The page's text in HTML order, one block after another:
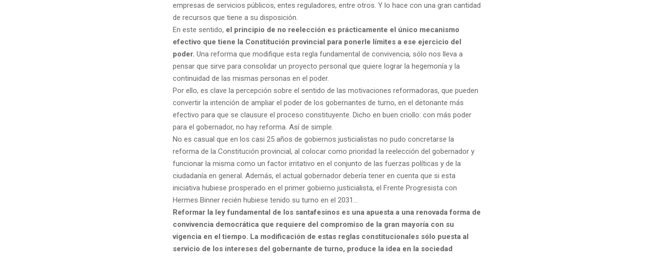
empresas de servicios públicos, entes reguladores, entre otros. Y lo hace con una gran cantidad
de recursos que tiene a su disposición.
En este sentido, el principio de no reelección es prácticamente el único mecanismo
efectivo que tiene la Constitución provincial para ponerle límites a ese ejercicio del
poder. Una reforma que modifique esta regla fundamental de convivencia, sólo nos lleva a
pensar que sirve para consolidar un proyecto personal que quiere lograr la hegemonía y la
continuidad de las mismas personas en el poder.
Por ello, es clave la percepción sobre el sentido de las motivaciones reformadoras, que pueden
convertir la intención de ampliar el poder de los gobernantes de turno, en el detonante más
efectivo para que se clausure el proceso constituyente. Dicho en buen criollo: con más poder
para el gobernador, no hay reforma. Así de simple.
No es casual que en los casi 25 años de gobiernos justicialistas no pudo concretarse la
reforma de la Constitución provincial, al colocar como prioridad la reelección del gobernador y
funcionar la misma como un factor irritativo en el conjunto de las fuerzas políticas y de la
ciudadanía en general. Además, el actual gobernador debería tener en cuenta que si esta
iniciativa hubiese prosperado en el primer gobierno justicialista, el Frente Progresista con
Hermes Binner recién hubiese tenido su turno en el 2031…
Reformar la ley fundamental de los santafesinos es una apuesta a una renovada forma de
convivencia democrática que requiere del compromiso de la gran mayoría con su
vigencia en el tiempo. La modificación de estas reglas constitucionales sólo puesta al
servicio de los intereses del gobernante de turno, produce la idea en la sociedad